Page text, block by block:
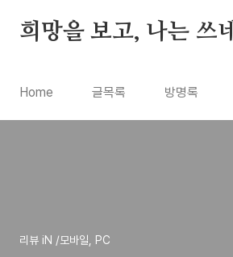
희망을 보고, 나는 쓰네
Home 글목록 방명록
리뷰 iN /모바일, PC